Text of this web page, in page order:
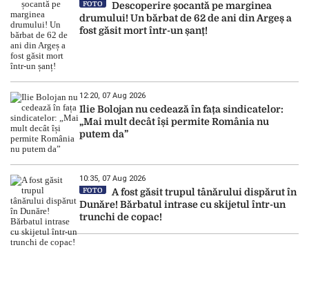
FOTO
Descoperire șocantă pe marginea
drumului! Un bărbat de 62 de ani din Argeș a
fost găsit mort într-un șanț!
12:20, 07 Aug 2026
Ilie Bolojan nu cedează în fața sindicatelor:
„Mai mult decât își permite România nu
putem da”
10:35, 07 Aug 2026
FOTO
A fost găsit trupul tânărului dispărut în
Dunăre! Bărbatul intrase cu skijetul într-un
trunchi de copac!